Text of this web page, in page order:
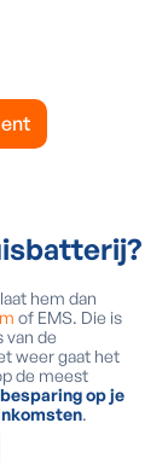
hem dan
of EMS. Die is
van de
weer gaat het
de meest
besparing op je
.